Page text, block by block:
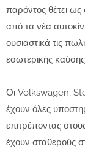
παρόντος θέτει
από τα νέα
ουσιαστικά τις
εσωτερικής
Οι Volkswagen,
έχουν όλες
επιτρέποντας
έχουν σταθερούς